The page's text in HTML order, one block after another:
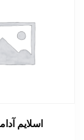
اسلایم